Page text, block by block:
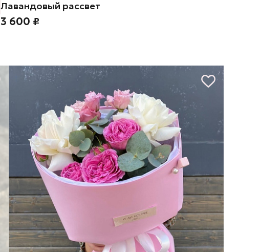
Лавандовый рассвет
3 600 ₽